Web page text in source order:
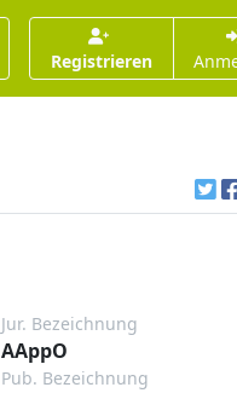
Registrieren
Jur. Bezeichnung
AAppO
Pub. Bezeichnung